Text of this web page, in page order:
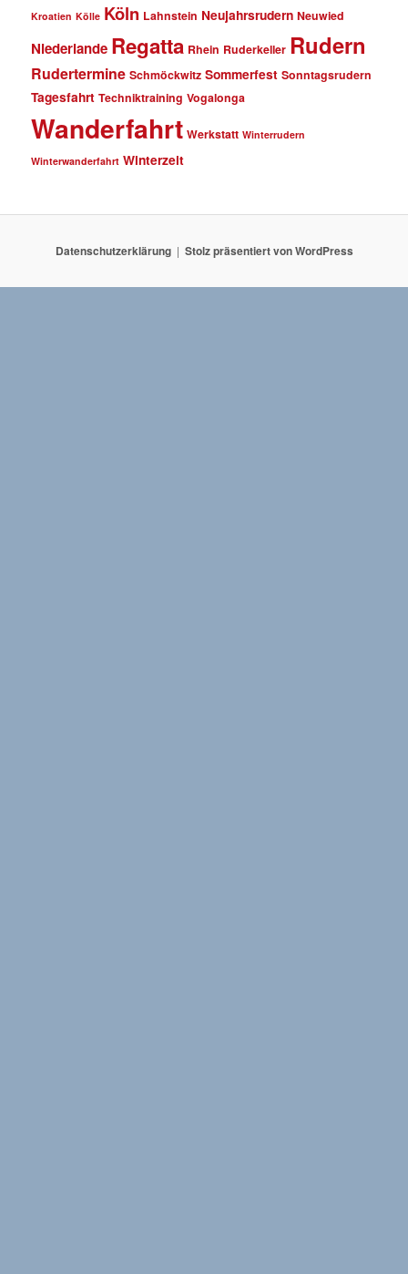
Kroatien Kölle Köln Lahnstein Neujahrsrudern Neuwied
Niederlande Regatta Rhein Ruderkeller Rudern
Rudertermine Schmöckwitz Sommerfest Sonntagsrudern
Tagesfahrt Techniktraining Vogalonga
Wanderfahrt Werkstatt Winterrudern
Winterwanderfahrt Winterzeit
Datenschutzerklärung Stolz präsentiert von WordPress